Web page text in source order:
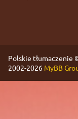
Polskie tłumaczenie
2002-2026 MyBB